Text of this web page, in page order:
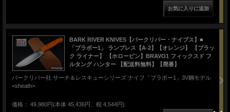
BARK RIVER KNIVES【バークリバー・ナイブス】■
「ブラボー1」 ランプレス【A-2】【オレンジ】 【ブラッ
ク ライナー】 【ホローピン】BRAVO1 フィックスド フ
ルタング ハンター 【配送料無料】【廃番】
バークリバー社 サーチ＆レスキューシリーズ ナイフ「ブラボー1」3V鋼モデル
<sheath>
価格： 49,980円(本体 45,436円、税 4,544円)